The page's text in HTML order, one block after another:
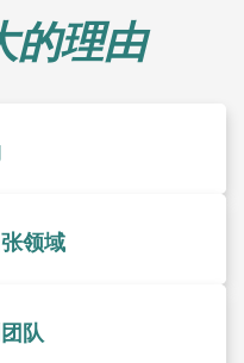
的理由
领域
队